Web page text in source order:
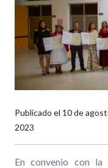
Publicado el 10 de
2023
En convenio con la